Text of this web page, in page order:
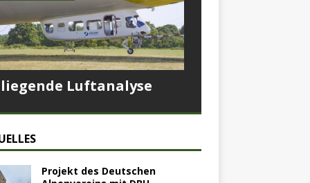
Luftanalyse
Projekt des Deutschen